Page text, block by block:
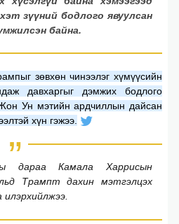
зүүний бодлого явуулсан
байна.
зөвxөн чинээлэг xүмүүсийн
давxаргыг дэмжиx бодлого
Ун мэтийн ардчиллын дайсан
xүн гэжээ.
дараа Камала Xаррисын
Трампт даxин мэтгэлцэx
илэрxийлжээ.